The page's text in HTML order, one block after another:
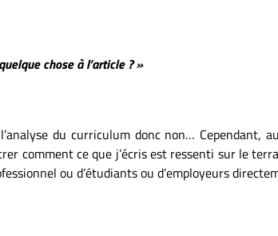
chose à l’article ? »
du curriculum donc non… Cependant,
comment ce que j’écris est ressenti sur le
ou d’étudiants ou d’employeurs